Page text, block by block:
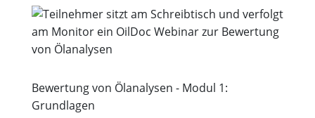
Bewertung von Ölanalysen - Modul 1:
Grundlagen